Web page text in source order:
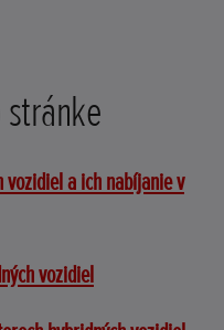
a ich nabíjanie v
vozidiel